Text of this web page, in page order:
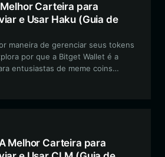
Carteira para
e Usar Haku (Guia de
maneira de gerenciar seus tokens
por que a Bitget Wallet é a
entusiastas de meme coins
oferecendo um gerenciamento de
Melhor Carteira para